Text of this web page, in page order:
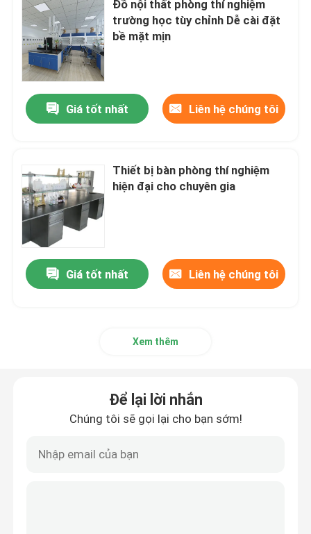
Phụ kiện phòng thí nghiệm
Đồ nội thất phòng thí nghiệm
trường học tùy chỉnh Dễ cài đặt
bề mặt mịn
Giá tốt nhất Liên hệ chúng tôi
Thiết bị bàn phòng thí nghiệm
hiện đại cho chuyên gia
Giá tốt nhất Liên hệ chúng tôi
Xem thêm
Để lại lời nhắn
Chúng tôi sẽ gọi lại cho bạn sớm!